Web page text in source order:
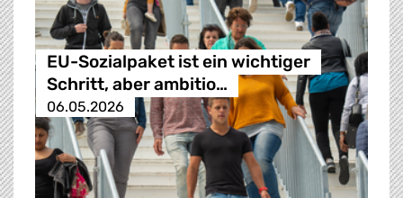
EU-Sozialpaket ist ein wichtiger
Schritt, aber ambitio…
06.05.2026